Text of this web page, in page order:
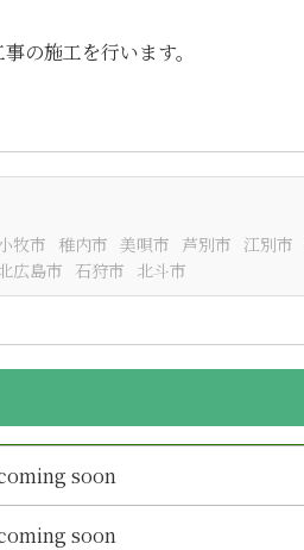
の施工を行います。
牧市 稚内市 美唄市 芦別市 江別市
広島市 石狩市 北斗市
soon
soon